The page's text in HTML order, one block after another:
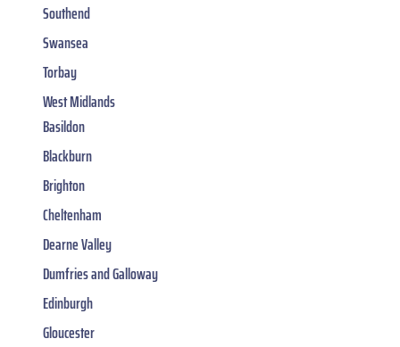
Southend
Swansea
Torbay
West Midlands
Basildon
Blackburn
Brighton
Cheltenham
Dearne Valley
Dumfries and Galloway
Edinburgh
Gloucester